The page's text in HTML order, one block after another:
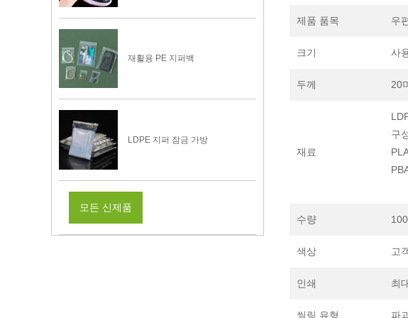
재활용 PE 지퍼백
LDPE 지퍼 잠금 가방
모든 신제품
제품 품목 우
크기 사
두께 20
재료
구
수량
색상 고
인쇄 최
씰링 유형 파